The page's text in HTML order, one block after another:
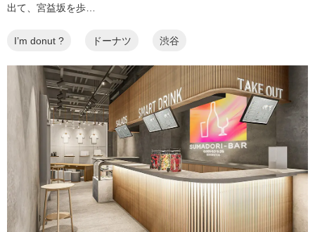
出て、宮益坂を歩…
I’m donut ? ドーナツ 渋谷